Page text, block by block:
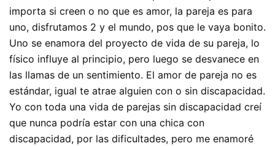
importa si creen o no que es amor, la pareja es para
uno, disfrutamos 2 y el mundo, pos que le vaya bonito.
Uno se enamora del proyecto de vida de su pareja, lo
físico influye al principio, pero luego se desvanece en
las llamas de un sentimiento. El amor de pareja no es
estándar, igual te atrae alguien con o sin discapacidad.
Yo con toda una vida de parejas sin discapacidad creí
que nunca podría estar con una chica con
discapacidad, por las dificultades, pero me enamoré